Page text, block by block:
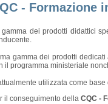
- Formazione
gamma dei prodotti didattici
gamma dei prodotti
il programma ministeriale
utilizzata come
il conseguimento della CQC -